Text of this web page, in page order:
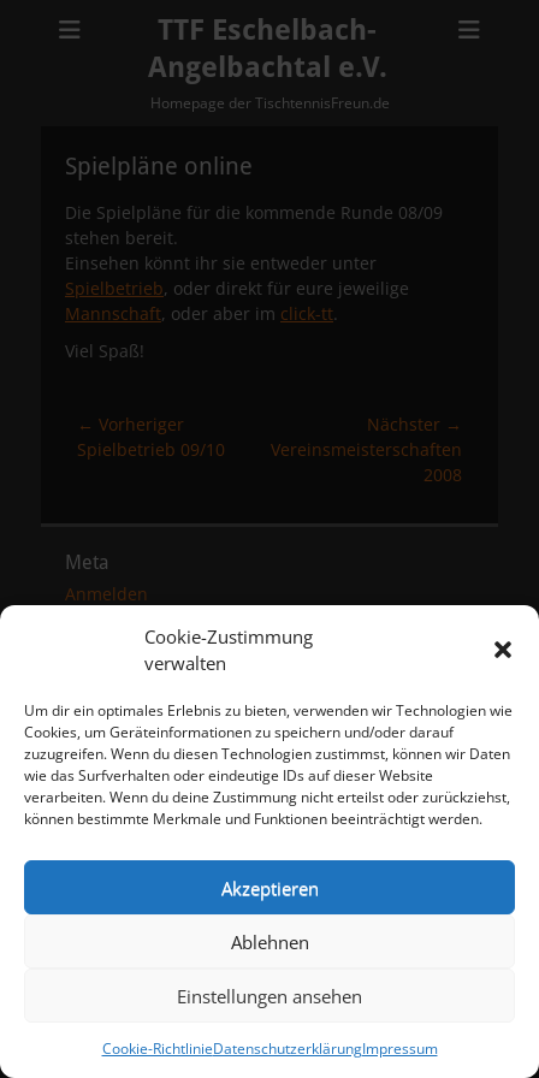
Cookie-Zustimmung
verwalten
Um dir ein optimales Erlebnis zu bieten, verwenden wir Technologien wie
Cookies, um Geräteinformationen zu speichern und/oder darauf
zuzugreifen. Wenn du diesen Technologien zustimmst, können wir Daten
wie das Surfverhalten oder eindeutige IDs auf dieser Website
verarbeiten. Wenn du deine Zustimmung nicht erteilst oder zurückziehst,
können bestimmte Merkmale und Funktionen beeinträchtigt werden.
Akzeptieren
Ablehnen
Einstellungen ansehen
Cookie-RichtlinieDatenschutzerklärungImpressum
TTF Eschelbach-
Angelbachtal e.V.
Homepage der TischtennisFreun.de
Spielpläne online
Die Spielpläne für die kommende Runde 08/09
stehen bereit.
Einsehen könnt ihr sie entweder unter
Spielbetrieb, oder direkt für eure jeweilige
Mannschaft, oder aber im click-tt.
Viel Spaß!
Beitragsnavigation
← Vorheriger
Vorheriger
Spielbetrieb 09/10
Nächster →
Nächster
Vereinsmeisterschaften
2008
Meta
Anmelden
Kommentar-Feed
WordPress.org
Impressum
Datenschutzerklärung
Cookie-Richtlinie (EU)
child von